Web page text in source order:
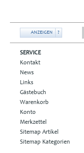
ANZEIGEN ?
SERVICE
Kontakt
News
Links
Gästebuch
Warenkorb
Konto
Merkzettel
Sitemap Artikel
Sitemap Kategorien